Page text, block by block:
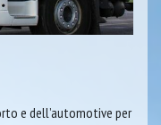
e dell’automotive per